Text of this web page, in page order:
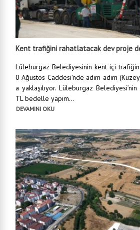
Kent trafiğini rahatlatacak dev proje
Lüleburgaz Belediyesinin kent içi
0 Ağustos Caddesi’nde adım adım
a yaklaşılıyor. Lüleburgaz
TL bedelle yapım...
DEVAMINI OKU